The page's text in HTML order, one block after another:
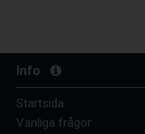
Info
Startsida
Vanliga frågor